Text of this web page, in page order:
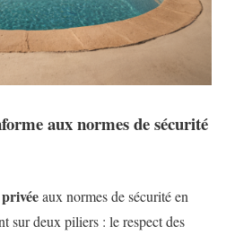
aux normes de sécurité
aux normes de sécurité en
sur deux piliers : le respect des